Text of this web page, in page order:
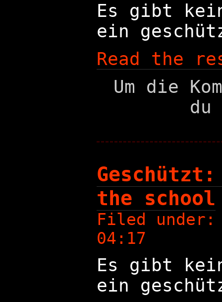
Es gibt
ein
Read the
Um die
du
the school
Filed
04:17
Es gibt
ein